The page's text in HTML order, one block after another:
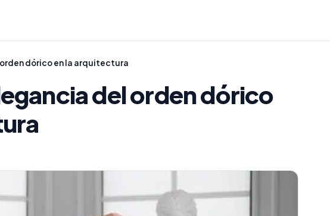
dórico en la arquitectura
del orden dórico